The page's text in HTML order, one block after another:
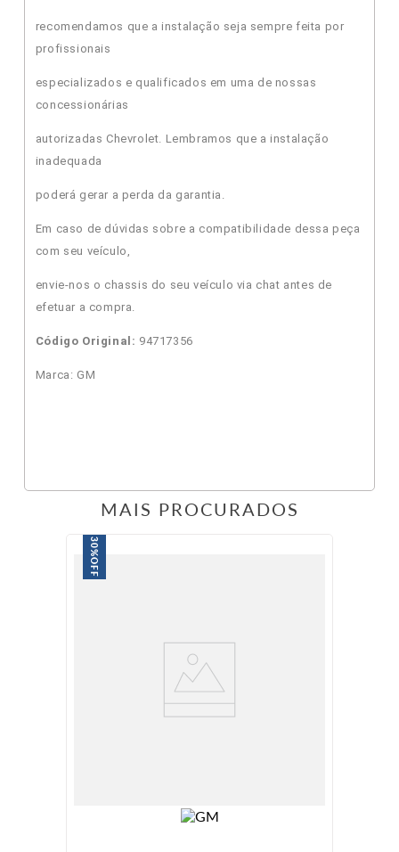
recomendamos que a instalação seja sempre feita por
profissionais
especializados e qualificados em uma de nossas
concessionárias
autorizadas Chevrolet. Lembramos que a instalação
inadequada
poderá gerar a perda da garantia.
Em caso de dúvidas sobre a compatibilidade dessa peça
com seu veículo,
envie-nos o chassis do seu veículo via chat antes de
efetuar a compra.
Código Original: 94717356
Marca: GM
MAIS PROCURADOS
30%
OFF